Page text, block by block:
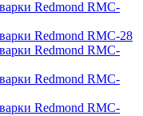
Redmond RMC-
Redmond RMC-28
Redmond RMC-
Redmond RMC-
Redmond RMC-